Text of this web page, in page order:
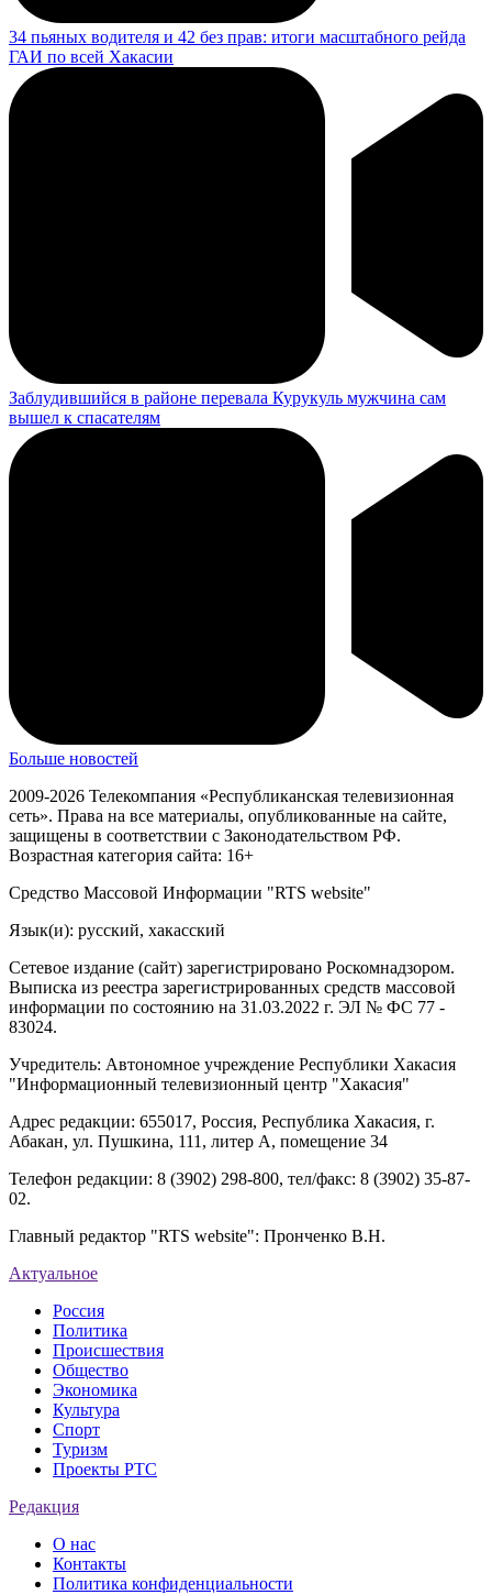
34 пьяных водителя и 42 без прав: итоги масштабного рейда
ГАИ по всей Хакасии
Заблудившийся в районе перевала Курукуль мужчина сам
вышел к спасателям
Больше новостей
2009-2026 Телекомпания «Республиканская телевизионная
сеть». Права на все материалы, опубликованные на сайте,
защищены в соответствии с Законодательством РФ.
Возрастная категория сайта: 16+
Средство Массовой Информации "RTS website"
Язык(и): русский, хакасский
Сетевое издание (сайт) зарегистрировано Роскомнадзором.
Выписка из реестра зарегистрированных средств массовой
информации по состоянию на 31.03.2022 г. ЭЛ № ФС 77 -
83024.
Учредитель: Автономное учреждение Республики Хакасия
"Информационный телевизионный центр "Хакасия"
Адрес редакции: 655017, Россия, Республика Хакасия, г.
Абакан, ул. Пушкина, 111, литер А, помещение 34
Телефон редакции: 8 (3902) 298-800, тел/факс: 8 (3902) 35-87-
02.
Главный редактор "RTS website": Пронченко В.Н.
Актуальное
Россия
Политика
Происшествия
Общество
Экономика
Культура
Спорт
Туризм
Проекты РТС
Редакция
О нас
Контакты
Политика конфиденциальности